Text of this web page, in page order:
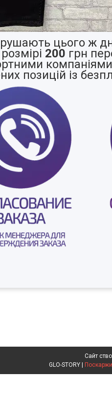
цього ж
200 грн
позицій із
Сайт
GLO-STORY |